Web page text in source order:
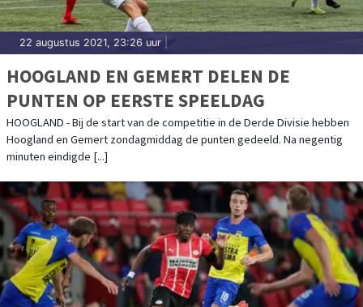
22 augustus 2021, 23:26 uur
HOOGLAND EN GEMERT DELEN DE
PUNTEN OP EERSTE SPEELDAG
HOOGLAND - Bij de start van de competitie in de Derde Divisie hebben
Hoogland en Gemert zondagmiddag de punten gedeeld. Na negentig
minuten eindigde [...]